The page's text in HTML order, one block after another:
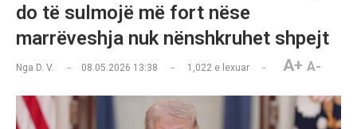
do të sulmojë më fort nëse
marrëveshja nuk nënshkruhet shpejt
Nga D. V. 08.05.2026 13:38 1,022 e lexuar A+ A-